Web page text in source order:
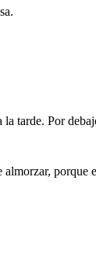
tarde. Por